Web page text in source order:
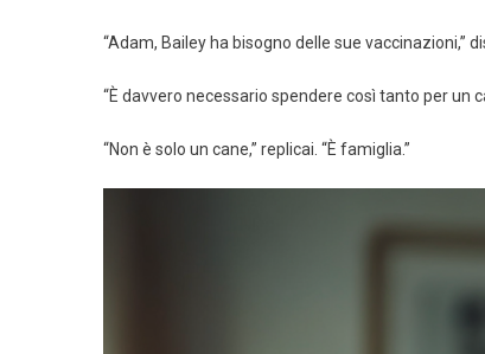
“Adam, Bailey ha bisogno delle sue vaccinazioni,”
“È davvero necessario spendere così tanto per un
“Non è solo un cane,” replicai. “È famiglia.”